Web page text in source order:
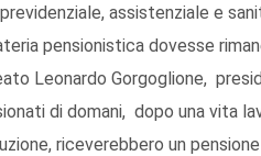
assistenziale e
pensionistica dovesse
Leonardo Gorgoglione,
di domani, dopo una vita
riceverebbero un